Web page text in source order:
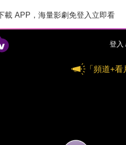
載 APP，海量影劇免登入立即看
登入
「頻道+